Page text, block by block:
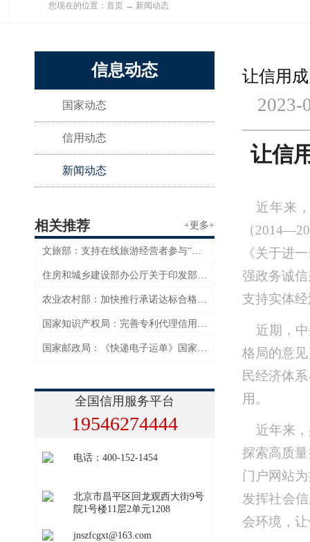
您现在的位置： 首页 → 新闻动态
信息动态
国家动态
信用动态
新闻动态
相关推荐 +更多+
文旅部：支持在线旅游经营者参与“信用经济”发展试点工作
住房和城乡建设部办公厅关于印发部2023年信用体系建设工作要点的通知
农业农村部：加快推行承诺达标合格证制度和风险防控机制建设
国家知识产权局：完善专利代理信用监管机制
国家邮政局：《快递电子运单》国家标准强化个人信息保护
全国信用服务平台
19546274444
电话：400-152-1454
北京市昌平区回龙观西大街9号
院1号楼11层2单元1208
jnszfcgxt@163.com
让信用
2023-
让信
近年来
（
《关于进
强政务诚
支持实体
近期，
格局的意
民经济体
用。
近年来
探索高质
门户网站
发挥社会
会环境，